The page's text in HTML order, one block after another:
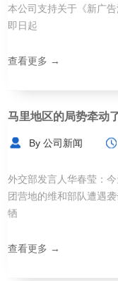
本公司支持关于《新广告
即日起
查看更多 →
马里地区的局势牵动
By 公司新闻
外交部发言人华春莹：
团营地的维和部队遭遇
牺
查看更多 →